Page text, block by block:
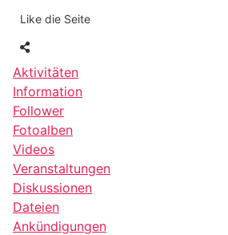
Like die Seite
Aktivitäten
Information
Follower
Fotoalben
Videos
Veranstaltungen
Diskussionen
Dateien
Ankündigungen